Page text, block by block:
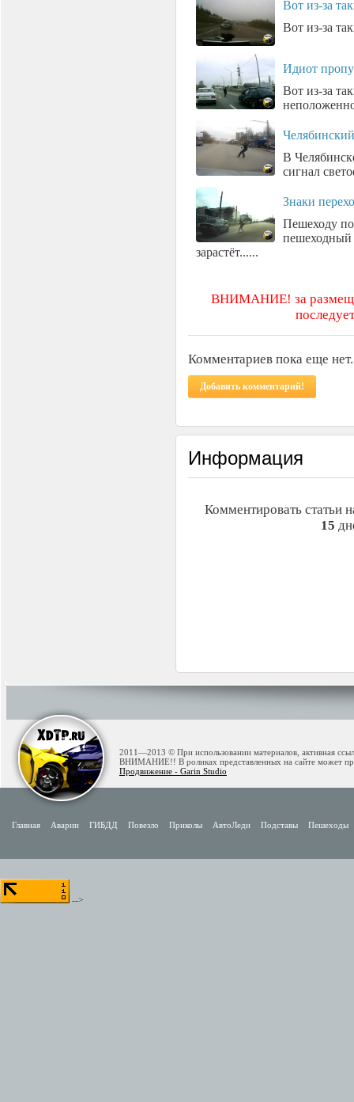
Вот из-за
Вот из-за
Идиот
Вот из-за
В
сигнал
Знаки
Пешеходу
пешеходный
зарастёт......
ВНИМАНИЕ! за
Комментариев пока еще
Добавить комментарий!
Информация
Комментировать статьи
15
2011—2013 © При использовании материалов, активная
ВНИМАНИЕ!! В роликах представленных на сайте может
Продвижение - Garin Studio
Главная Аварии ГИБДД Повезло Приколы АвтоЛеди Подставы Пешеходы
-->